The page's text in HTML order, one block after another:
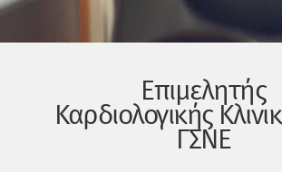
Επιμελητής
Καρδιολογικής
ΓΣΝΕ